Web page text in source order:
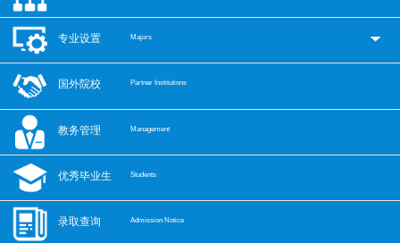
专业设置 Majors
国外院校 Partner Institutions
教务管理 Management
优秀毕业生 Students
录取查询 Admission Notice